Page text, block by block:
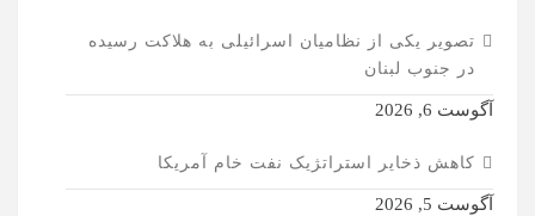
تصویر یکی از نظامیان اسرائیلی به هلاکت رسیده
در جنوب لبنان
آگوست 6, 2026
کاهش ذخایر استراتژیک نفت خام آمریکا
آگوست 5, 2026